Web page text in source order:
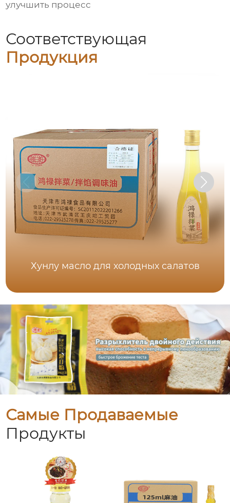
улучшить процесс
Соответствующая
Продукция
Хунлу масло для холодных салатов
Самые Продаваемые
Продукты